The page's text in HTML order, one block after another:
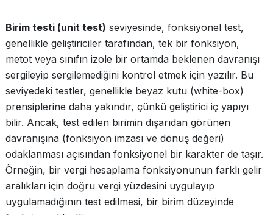
Birim testi (unit test) seviyesinde, fonksiyonel test,
genellikle geliştiriciler tarafından, tek bir fonksiyon,
metot veya sınıfın izole bir ortamda beklenen davranışı
sergileyip sergilemediğini kontrol etmek için yazılır. Bu
seviyedeki testler, genellikle beyaz kutu (white-box)
prensiplerine daha yakındır, çünkü geliştirici iç yapıyı
bilir. Ancak, test edilen birimin dışarıdan görünen
davranışına (fonksiyon imzası ve dönüş değeri)
odaklanması açısından fonksiyonel bir karakter de taşır.
Örneğin, bir vergi hesaplama fonksiyonunun farklı gelir
aralıkları için doğru vergi yüzdesini uygulayıp
uygulamadığının test edilmesi, bir birim düzeyinde